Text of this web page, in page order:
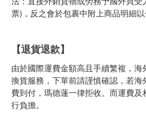
票)，反之會於包裹中附上商品明細以
【退貨退款】
由於國際運費金額高且手續繁複，海
換貨服務，下單前請謹慎確認，若海
費到付，瑪德蓮一律拒收。而運費及
行負擔。